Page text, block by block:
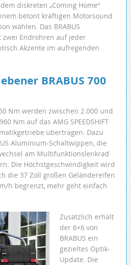
diskreten „Coming Home“
betont kräftigen Motorsound
wählen. Das BRABUS
zwei Endrohren auf jeder
Akzente im aufregenden
BRABUS 700
Nm werden zwischen 2.000 und
Nm auf das AMG SPEEDSHIFT
übertragen. Dazu
Aluminium-Schaltwippen, die
am Multifunktionslenkrad
Die Höchstgeschwindigkeit wird
die 37 Zoll großen Geländereifen
h begrenzt, mehr geht einfach
Zusätzlich erhält
der 6×6 von
BRABUS ein
gezieltes Optik-
Update. Die